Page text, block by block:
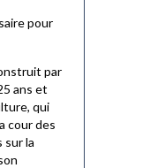
pour
par
ans et
qui
cour des
sur la